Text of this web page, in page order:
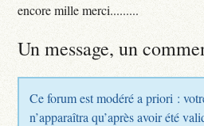
encore mille merci.........
Un message, un
Ce forum est modéré a priori :
n’apparaîtra qu’après avoir été